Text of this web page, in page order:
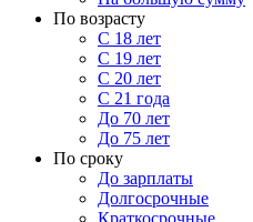
По возрасту
С 18 лет
С 19 лет
С 20 лет
С 21 года
До 70 лет
До 75 лет
По сроку
До зарплаты
Долгосрочные
Краткосрочные